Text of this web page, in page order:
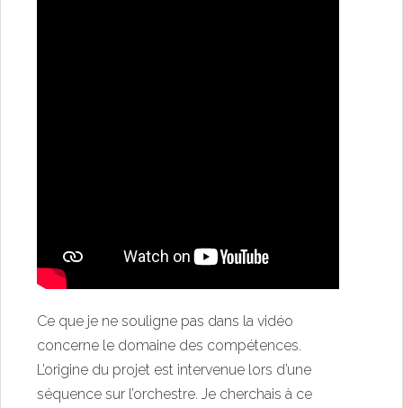
Ce que je ne souligne pas dans la vidéo
concerne le domaine des compétences.
L’origine du projet est intervenue lors d’une
séquence sur l’orchestre. Je cherchais à ce